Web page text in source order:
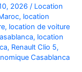
2026 / Location
, location
, location de voiture
, location
, Renault Clio 5,
Casablanca